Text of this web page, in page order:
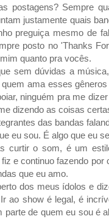
postagens? Sempre
justamente quais
preguiça mesmo de
posto no 'Thanks
quanto pra vocês.
sem dúvidas a
ama esses
ninguém pra me
dizendo as coisas
das bandas
eu sou. É algo que eu
curtir o som, é um
e continuo fazendo
que eu amo.
dos meus ídolos e
ao show é legal, é
de quem eu sou é